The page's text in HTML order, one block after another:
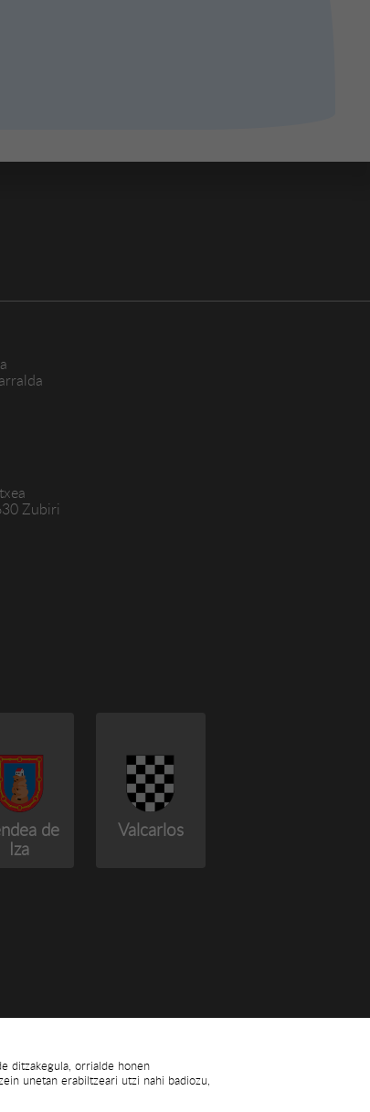
ditzakegula, orrialde honen
unetan erabiltzeari utzi nahi badiozu,
Zubiri
de
Iza
Valcarlos